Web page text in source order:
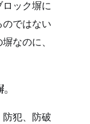
ック塀に
ではない
なのに、
犯、防破